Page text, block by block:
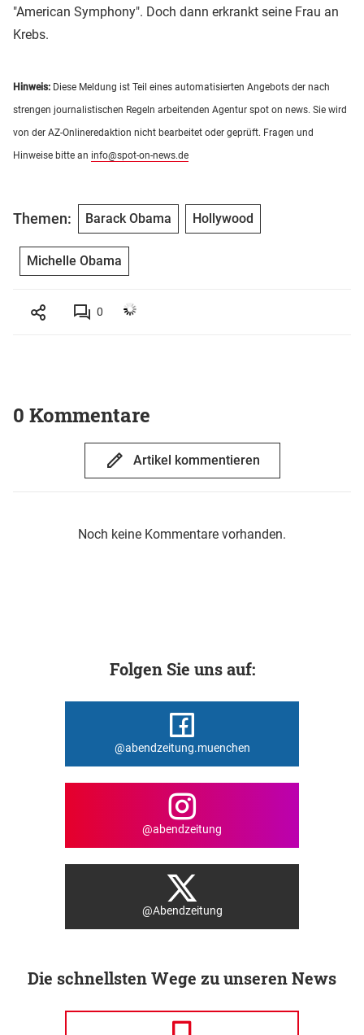
"American Symphony". Doch dann erkrankt seine Frau an
Krebs.
Hinweis: Diese Meldung ist Teil eines automatisierten Angebots der nach
strengen journalistischen Regeln arbeitenden Agentur spot on news. Sie wird
von der AZ-Onlineredaktion nicht bearbeitet oder geprüft. Fragen und
Hinweise bitte an info@spot-on-news.de
Themen: Barack Obama Hollywood
Michelle Obama
0
0 Kommentare
Artikel kommentieren
Noch keine Kommentare vorhanden.
Folgen Sie uns auf:
@abendzeitung.muenchen
@abendzeitung
@Abendzeitung
Die schnellsten Wege zu unseren News